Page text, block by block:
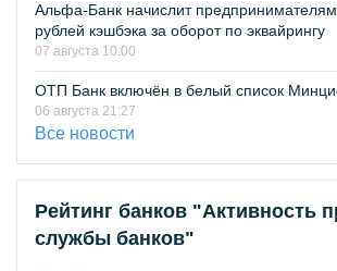
Альфа-Банк начислит
рублей кэшбэка за оборот по эквайрингу
07 августа 10:00
ОТП Банк включён в белый список
06 августа 21:27
Все новости
Рейтинг банков "Активность
службы банков"